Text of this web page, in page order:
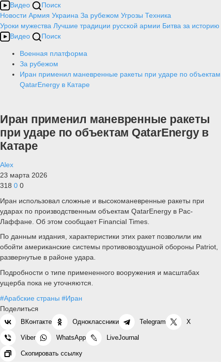
Видео
Поиск
Новости Армия Украина За рубежом Угрозы Техника
Уроки мужества Лучшие традиции русской армии Битва за историю
Видео
Поиск
Военная платформа
За рубежом
Иран применил маневренные ракеты при ударе по объектам
QatarEnergy в Катаре
Иран применил маневренные ракеты
при ударе по объектам QatarEnergy в
Катаре
Alex
23 марта 2026
318 0 0
Иран использовал сложные и высокоманевренные ракеты при
ударах по производственным объектам QatarEnergy в Рас-
Лаффане. Об этом сообщает Financial Times.
По данным издания, характеристики этих ракет позволили им
обойти американские системы противовоздушной обороны Patriot,
развернутые в районе удара.
Подробности о типе примененного вооружения и масштабах
ущерба пока не уточняются.
#Арабские страны #Иран
Поделиться
ВКонтакте Одноклассники Telegram X
Viber WhatsApp LiveJournal
Скопировать ссылку